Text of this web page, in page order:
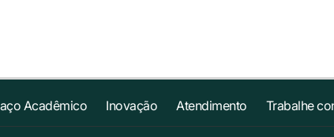
Acadêmico Inovação Atendimento Trabalhe